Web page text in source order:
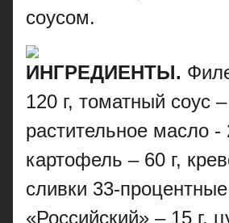
соусом.
ИНГРЕДИЕНТЫ.
120 г, томатный соус –
растительное масло -
картофель – 60 г,
сливки 33-
«Российский» – 15 г,